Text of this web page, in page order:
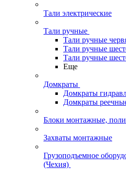
Тали электрические
Тали ручные
Тали ручные
Тали ручные
Тали ручные
Еще
Домкраты
Домкраты
Домкраты
Блоки монтажные,
Захваты монтажные
Грузоподъемное
(Чехия)